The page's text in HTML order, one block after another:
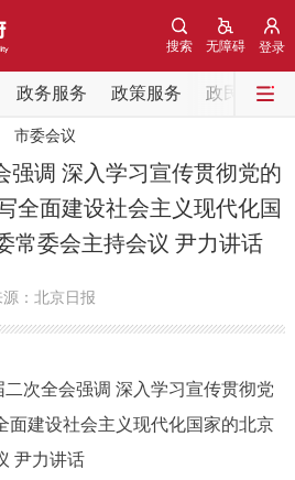
登录
无障碍
搜索
政务服务 政策服务 政民互动
国务院信息
会议信息 部门动态
机构职能 政策服务
政策解读
市委会议
强调 深入学习宣传贯彻党的
全面建设社会主义现代化国
常委会主持会议 尹力讲话
源：北京日报
全会强调 深入学习宣传贯彻党
面建设社会主义现代化国家的北京
尹力讲话